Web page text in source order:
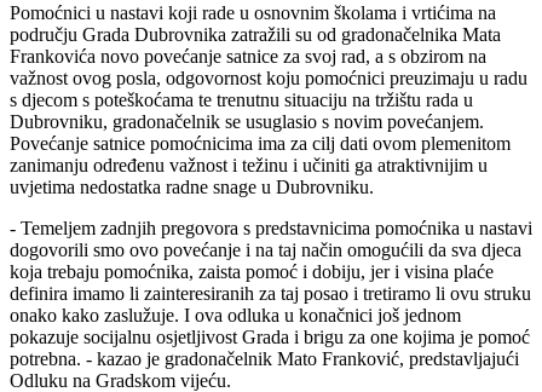
Pomoćnici u nastavi koji rade u osnovnim školama i vrtićima na
području Grada Dubrovnika zatražili su od gradonačelnika Mata
Frankovića novo povećanje satnice za svoj rad, a s obzirom na
važnost ovog posla, odgovornost koju pomoćnici preuzimaju u radu
s djecom s poteškoćama te trenutnu situaciju na tržištu rada u
Dubrovniku, gradonačelnik se usuglasio s novim povećanjem.
Povećanje satnice pomoćnicima ima za cilj dati ovom plemenitom
zanimanju određenu važnost i težinu i učiniti ga atraktivnijim u
uvjetima nedostatka radne snage u Dubrovniku.
- Temeljem zadnjih pregovora s predstavnicima pomoćnika u nastavi
dogovorili smo ovo povećanje i na taj način omogućili da sva djeca
koja trebaju pomoćnika, zaista pomoć i dobiju, jer i visina plaće
definira imamo li zainteresiranih za taj posao i tretiramo li ovu struku
onako kako zaslužuje. I ova odluka u konačnici još jednom
pokazuje socijalnu osjetljivost Grada i brigu za one kojima je pomoć
potrebna. - kazao je gradonačelnik Mato Franković, predstavljajući
Odluku na Gradskom vijeću.